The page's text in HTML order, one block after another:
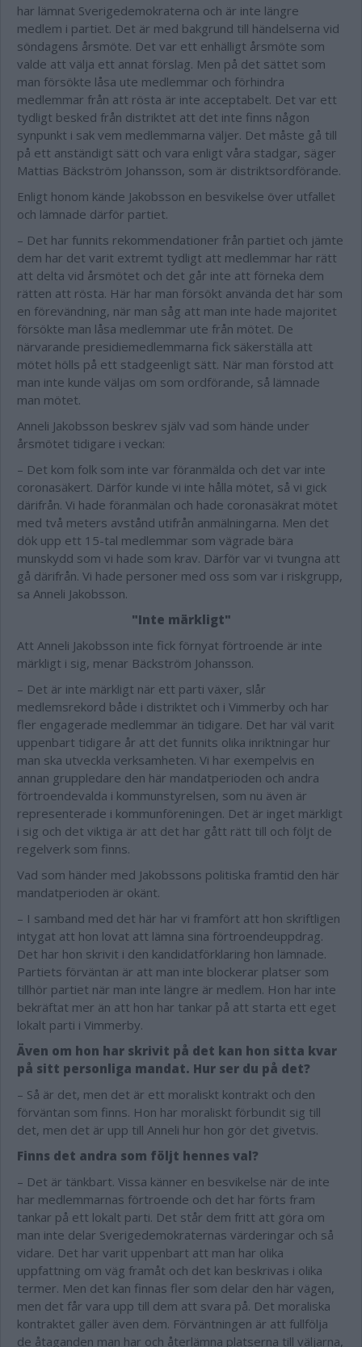
har lämnat Sverigedemokraterna och är inte längre
medlem i partiet. Det är med bakgrund till händelserna vid
söndagens årsmöte. Det var ett enhälligt årsmöte som
valde att välja ett annat förslag. Men på det sättet som
man försökte låsa ute medlemmar och förhindra
medlemmar från att rösta är inte acceptabelt. Det var ett
tydligt besked från distriktet att det inte finns någon
synpunkt i sak vem medlemmarna väljer. Det måste gå till
på ett anständigt sätt och vara enligt våra stadgar, säger
Mattias Bäckström Johansson, som är distriktsordförande.
Enligt honom kände Jakobsson en besvikelse över utfallet
och lämnade därför partiet.
– Det har funnits rekommendationer från partiet och jämte
dem har det varit extremt tydligt att medlemmar har rätt
att delta vid årsmötet och det går inte att förneka dem
rätten att rösta. Här har man försökt använda det här som
en förevändning, när man såg att man inte hade majoritet
försökte man låsa medlemmar ute från mötet. De
närvarande presidiemedlemmarna fick säkerställa att
mötet hölls på ett stadgeenligt sätt. När man förstod att
man inte kunde väljas om som ordförande, så lämnade
man mötet.
Anneli Jakobsson beskrev själv vad som hände under
årsmötet tidigare i veckan:
– Det kom folk som inte var föranmälda och det var inte
coronasäkert. Därför kunde vi inte hålla mötet, så vi gick
därifrån. Vi hade föranmälan och hade coronasäkrat mötet
med två meters avstånd utifrån anmälningarna. Men det
dök upp ett 15-tal medlemmar som vägrade bära
munskydd som vi hade som krav. Därför var vi tvungna att
gå därifrån. Vi hade personer med oss som var i riskgrupp,
sa Anneli Jakobsson.
"Inte märkligt"
Att Anneli Jakobsson inte fick förnyat förtroende är inte
märkligt i sig, menar Bäckström Johansson.
– Det är inte märkligt när ett parti växer, slår
medlemsrekord både i distriktet och i Vimmerby och har
fler engagerade medlemmar än tidigare. Det har väl varit
uppenbart tidigare år att det funnits olika inriktningar hur
man ska utveckla verksamheten. Vi har exempelvis en
annan gruppledare den här mandatperioden och andra
förtroendevalda i kommunstyrelsen, som nu även är
representerade i kommunföreningen. Det är inget märkligt
i sig och det viktiga är att det har gått rätt till och följt de
regelverk som finns.
Vad som händer med Jakobssons politiska framtid den här
mandatperioden är okänt.
– I samband med det här har vi framfört att hon skriftligen
intygat att hon lovat att lämna sina förtroendeuppdrag.
Det har hon skrivit i den kandidatförklaring hon lämnade.
Partiets förväntan är att man inte blockerar platser som
tillhör partiet när man inte längre är medlem. Hon har inte
bekräftat mer än att hon har tankar på att starta ett eget
lokalt parti i Vimmerby.
Även om hon har skrivit på det kan hon sitta kvar
på sitt personliga mandat. Hur ser du på det?
– Så är det, men det är ett moraliskt kontrakt och den
förväntan som finns. Hon har moraliskt förbundit sig till
det, men det är upp till Anneli hur hon gör det givetvis.
Finns det andra som följt hennes val?
– Det är tänkbart. Vissa känner en besvikelse när de inte
har medlemmarnas förtroende och det har förts fram
tankar på ett lokalt parti. Det står dem fritt att göra om
man inte delar Sverigedemokraternas värderingar och så
vidare. Det har varit uppenbart att man har olika
uppfattning om väg framåt och det kan beskrivas i olika
termer. Men det kan finnas fler som delar den här vägen,
men det får vara upp till dem att svara på. Det moraliska
kontraktet gäller även dem. Förväntningen är att fullfölja
de åtaganden man har och återlämna platserna till väljarna,